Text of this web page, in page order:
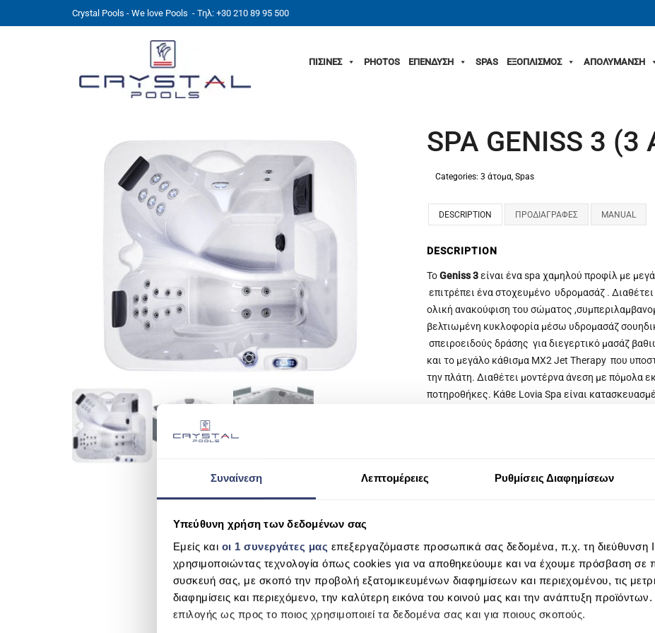
Συναίνεση Λεπτομέρειες Ρυθμίσεις Διαφημίσεων
Υπεύθυνη χρήση των δεδομένων σας
Εμείς και οι 1 συνεργάτες μας επεξεργαζόμαστε προσωπικά σας δεδομένα, π.χ. τη διεύθυνση
χρησιμοποιώντας τεχνολογία όπως cookies για να αποθηκεύουμε και να έχουμε πρόσβαση σε
συσκευή σας, με σκοπό την προβολή εξατομικευμένων διαφημίσεων και περιεχομένου, τις
διαφημίσεις και περιεχόμενο, την καλύτερη εικόνα του κοινού μας και την ανάπτυξη
επιλογής ως προς το ποιος χρησιμοποιεί τα δεδομένα σας και για ποιους σκοπούς.
Crystal Pools - We love Pools - Τηλ: +30 210 89 95 500
ΠΙΣΙΝΕΣ PHOTOS ΕΠΕΝΔΥΣΗ SPAS ΕΞΟΠΛΙΣΜΟΣ ΑΠΟΛΥΜΑΝΣΗ
SPA GENISS 3
Categories: 3 άτομα, Spas
DESCRIPTION ΠΡΟΔΙΑΓΡΑΦΕΣ MANUAL
DESCRIPTION
ΤοGeniss 3είναι ένα spa χαμηλού προφίλ με
επιτρέπει ένα στοχευμένο υδρομασάζ .
ολική ανακούφιση του σώματος
βελτιωμένη κυκλοφορία μέσω υδρομασάζ
σπειροειδούς δράσης για διεγερτικό μασάζ
και το μεγάλο κάθισμα MX2 Jet Therapy που
την πλάτη. Διαθέτει μοντέρνα άνεση με πόμολα
ποτηροθήκες. Κάθε Lovia Spa είναι
προστατεύει τον εξοπλισμό σας από τα